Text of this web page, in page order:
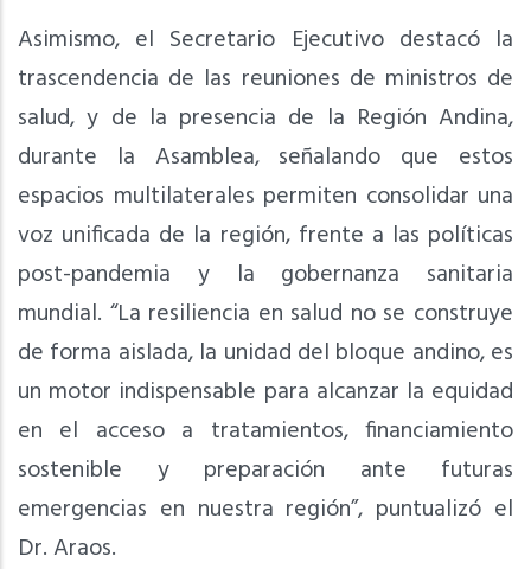
Asimismo, el Secretario Ejecutivo destacó la
trascendencia de las reuniones de ministros de
salud, y de la presencia de la Región Andina,
durante la Asamblea, señalando que estos
espacios multilaterales permiten consolidar una
voz unificada de la región, frente a las políticas
post-pandemia y la gobernanza sanitaria
mundial. “La resiliencia en salud no se construye
de forma aislada, la unidad del bloque andino, es
un motor indispensable para alcanzar la equidad
en el acceso a tratamientos, financiamiento
sostenible y preparación ante futuras
emergencias en nuestra región”, puntualizó el
Dr. Araos.